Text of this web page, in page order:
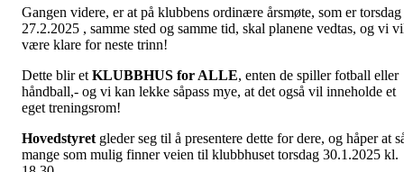
Gangen videre, er at på klubbens ordinære årsmøte, som er torsdag
27.2.2025 , samme sted og samme tid, skal planene vedtas, og vi
være klare for neste trinn!
Dette blir et KLUBBHUS for ALLE, enten de spiller fotball eller
håndball,- og vi kan lekke såpass mye, at det også vil inneholde et
eget treningsrom!
Hovedstyret gleder seg til å presentere dette for dere, og håper at
mange som mulig finner veien til klubbhuset torsdag 30.1.2025 kl.